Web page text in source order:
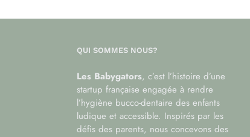
QUI SOMMES NOUS?
Les Babygators, c’est l’histoire d’une
startup française engagée à rendre
l’hygiène bucco-dentaire des enfants
ludique et accessible. Inspirés par les
défis des parents, nous concevons des